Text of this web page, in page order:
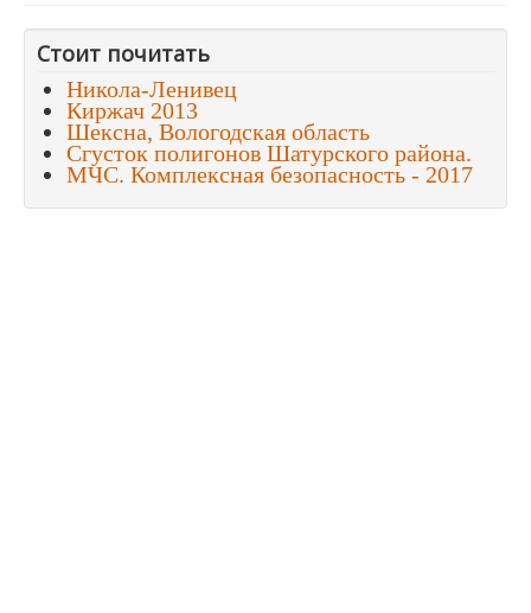
Стоит почитать
Никола-Ленивец
Киржач 2013
Шексна, Вологодская область
Сгусток полигонов Шатурского района.
МЧС. Комплексная безопасность - 2017